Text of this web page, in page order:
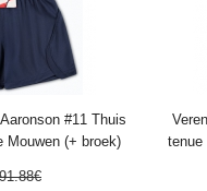
#11 Thuis
Mouwen (+ broek)
91.88€
tenue